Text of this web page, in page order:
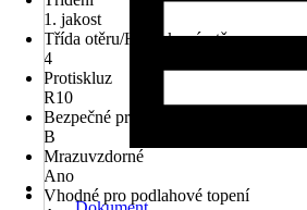
1. jakost
Třída otěru/Hloubkový otěr
4
Protiskluz
R10
Bezpečné pro chůzi (na boso)
B
Mrazuvzdorné
Ano
Vhodné pro podlahové topení